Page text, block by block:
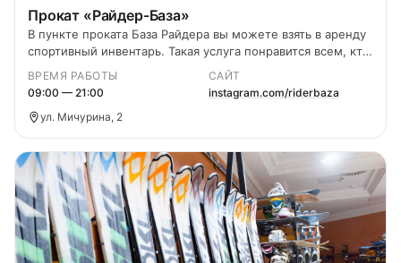
Прокат «Райдер-База»
В пункте проката База Райдера вы можете взять в аренду
спортивный инвентарь. Такая услуга понравится всем, кто
пока не решился на дорогостоящую покупку или просто
желает протестировать различные модели. Здешние
работники следят за состоянием снаряжения и всегда
рады помочь вам с
ВРЕМЯ РАБОТЫ
09:00 — 21:00
САЙТ
instagram.com/riderbaza
ул. Мичурина, 2